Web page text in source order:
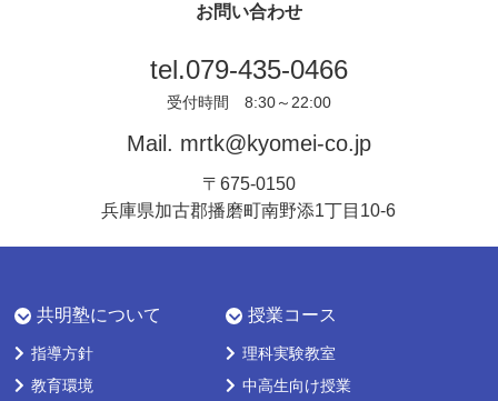
お問い合わせ
tel.079-435-0466
受付時間 8:30～22:00
Mail. mrtk@kyomei-co.jp
〒675-0150
兵庫県加古郡播磨町南野添1丁目10-6
共明塾について
指導方針
教育環境
授業コース
理科実験教室
中高生向け授業